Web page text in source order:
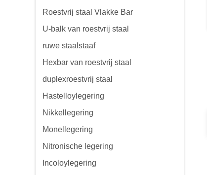
Roestvrij staal Vlakke Bar
U-balk van roestvrij staal
ruwe staalstaaf
Hexbar van roestvrij staal
duplexroestvrij staal
Hastelloylegering
Nikkellegering
Monellegering
Nitronische legering
Incoloylegering